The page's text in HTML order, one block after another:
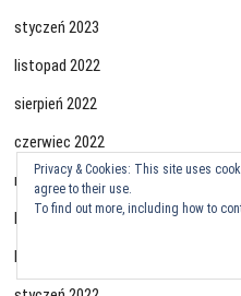
styczeń 2023
listopad 2022
sierpień 2022
czerwiec 2022
maj 2022
kwiecień 2022
luty 2022
Privacy & Cookies: This site uses
agree to their use.
To find out more, including how to